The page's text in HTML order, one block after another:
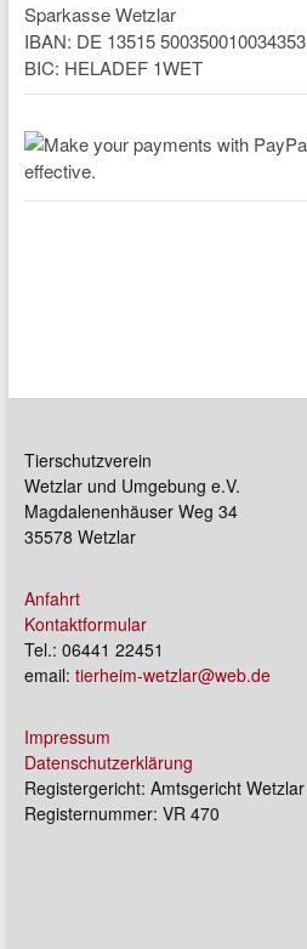
Sparkasse Wetzlar
IBAN: DE 13515 500350010034353
BIC: HELADEF 1WET
Tierschutzverein
Wetzlar und Umgebung e.V.
Magdalenenhäuser Weg 34
35578 Wetzlar
Anfahrt
Kontaktformular
Tel.: 06441 22451
email: tierheim-wetzlar@web.de
Impressum
Datenschutzerklärung
Registergericht: Amtsgericht Wetzlar
Registernummer: VR 470